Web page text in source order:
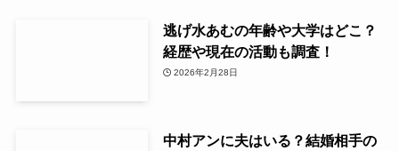
逃げ水あむの年齢や大学はどこ？
経歴や現在の活動も調査！
2026年2月28日
中村アンに夫はいる？結婚相手の